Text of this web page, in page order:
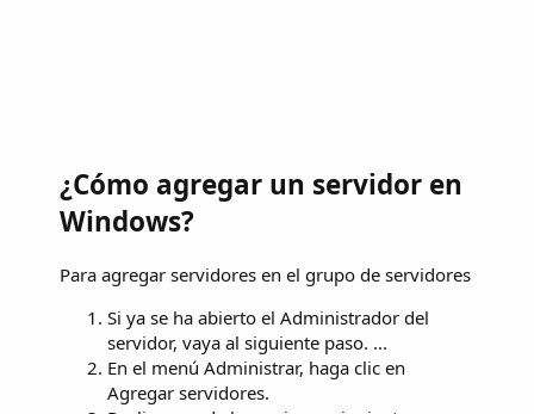
¿Cómo agregar un servidor en
Windows?
Para agregar servidores en el grupo de servidores
Si ya se ha abierto el Administrador del
servidor, vaya al siguiente paso. ...
En el menú Administrar, haga clic en
Agregar servidores.